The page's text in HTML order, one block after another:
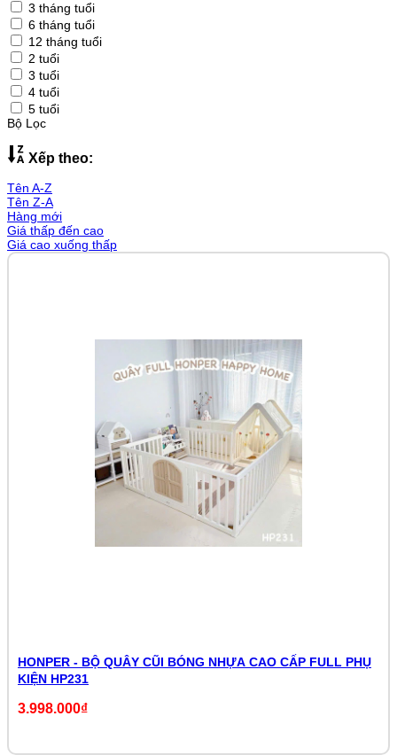
3 tháng tuổi
6 tháng tuổi
12 tháng tuổi
2 tuổi
3 tuổi
4 tuổi
5 tuổi
Bộ Lọc
Xếp theo:
Tên A-Z
Tên Z-A
Hàng mới
Giá thấp đến cao
Giá cao xuống thấp
HONPER - BỘ QUÂY CŨI BÓNG NHỰA CAO CẤP FULL PHỤ
KIỆN HP231
3.998.000₫